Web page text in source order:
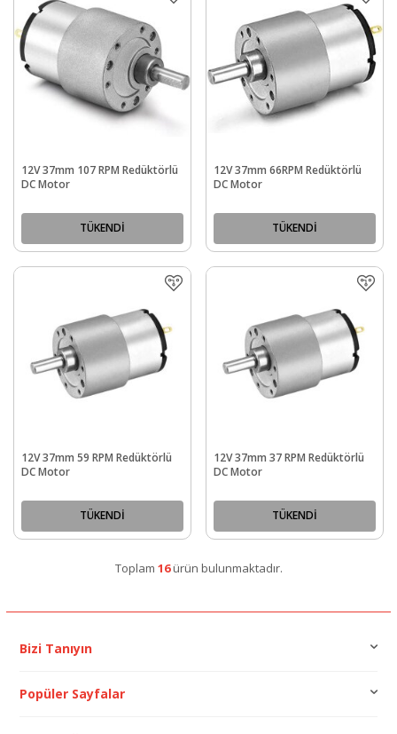
12V 37mm 107 RPM Redüktörlü
DC Motor
TÜKENDİ
12V 37mm 66RPM Redüktörlü
DC Motor
TÜKENDİ
12V 37mm 59 RPM Redüktörlü
DC Motor
TÜKENDİ
12V 37mm 37 RPM Redüktörlü
DC Motor
TÜKENDİ
Toplam 16ürün bulunmaktadır.
Bizi Tanıyın
Popüler Sayfalar